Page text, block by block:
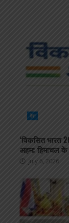
देश
‘विकसित भारत
अहम: हिमाचल के
July 6, 2026